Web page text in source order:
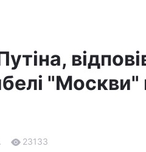
"Москви"
23133